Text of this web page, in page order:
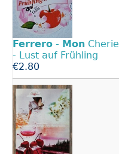
Ferrero - Mon
- Lust auf Frühling
€2.80